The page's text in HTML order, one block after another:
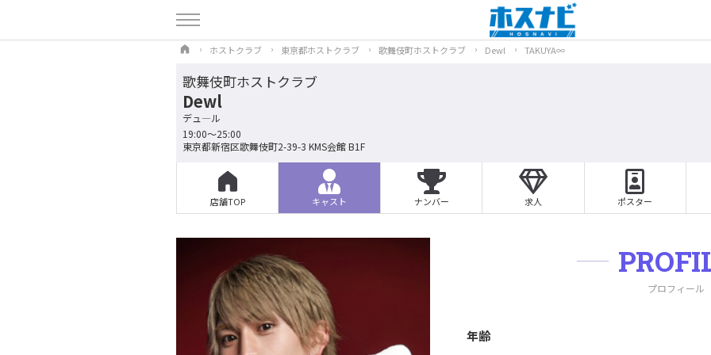
ホストクラブ 東京都ホストクラブ 歌舞伎町ホストクラブ Dewl TAKUYA∞
歌舞伎町ホストクラブ
Dewl
デュ―ル
19:00～25:00
東京都新宿区歌舞伎町2-39-3 KMS会館 B1F
店舗TOP キャスト ナンバー 求人 ポスター
プロフィール
年齢